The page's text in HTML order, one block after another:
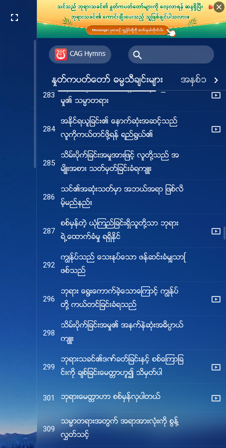
CAG Hymns
ႏႈတ္ကပတ္ေတာ္ ဓမၼသီခ်င္းမ်ား အႏွစ္သက္
278
ဘုရားသခင္သည္ သူ၏ စိတ္သေဘာထား
အလုံးစုံကို လူသားတို႔ကို ဖြင့္ျပခဲ့ၿပီ
282
လူ႔ဇာတိခံယူျခင္း၏ အဓိပၸာယ္ကို ေနာက္
ဆုံးေသာကာလတြင္ လူ႔ဇာတိခံယူျခင္းျဖင့္
စုံလင္ေစ၏
283
ေနာက္ဆုံးေသာကာလရွိ သိမ္းပိုက္ျခင္းအ
မႈ၏ သမၼာတရား
284
အႏိုင္ရယူျခင္း၏ ေနာက္ဆုံးအဆင့္သည္
လူကိုကယ္တင္ဖို႔ရန္ ရည္႐ြယ္၏
285
သိမ္းပိုက္ျခင္းအမႈအားျဖင့္ လူတို႔သည္ အ
မ်ိဳးအစား သတ္မွတ္ျခင္းခံရက်ဴး
286
သင္၏အဆုံးသတ္မွာ အဘယ္အရာ ျဖစ္လိ
မ့္မည္နည္း
287
စစ္မွန္တဲ့ ယုံၾကည္ျခင္းရွိသူတို႔သာ ဘုရား
ရဲ႕ေထာက္ခံမႈ ရရွိႏိုင္
292
ကြၽန္ုပ္သည္ ေသးႏုပ္ေသာ ဖန္ဆင္းခံမွ်သာျ
ဖစ္သည္
296
ဘုရား ေ႐ြးေကာက္ခဲ့ေသာေၾကာင့္ ကြၽန္ုပ္
တို႔ ကယ္တင္ျခင္းခံရသည္
298
သိမ္းပိုက္ျခင္းအမႈ၏ အနက္နဲဆုံးအဓိပၸာယ္
က်ဴး
299
ဘုရားသခင္၏ဒဏ္ခတ္ျခင္းႏွင့္ စစ္ေၾကာျခ
င္းကို ခ်စ္ျခင္းေမတၱာဟူ၍ သိမွတ္ပါ
301 ဘုရားေမတၱာဟာ စစ္မွန္လွပါတယ္
309
သမၼာတရားအတြက္ အရာအားလုံးကို စြန႔္
လႊတ္သင့္